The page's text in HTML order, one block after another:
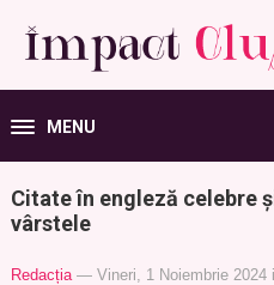
MENU
Citate în engleză celebre
vârstele
Redacția — Vineri, 1 Noiembrie 2024